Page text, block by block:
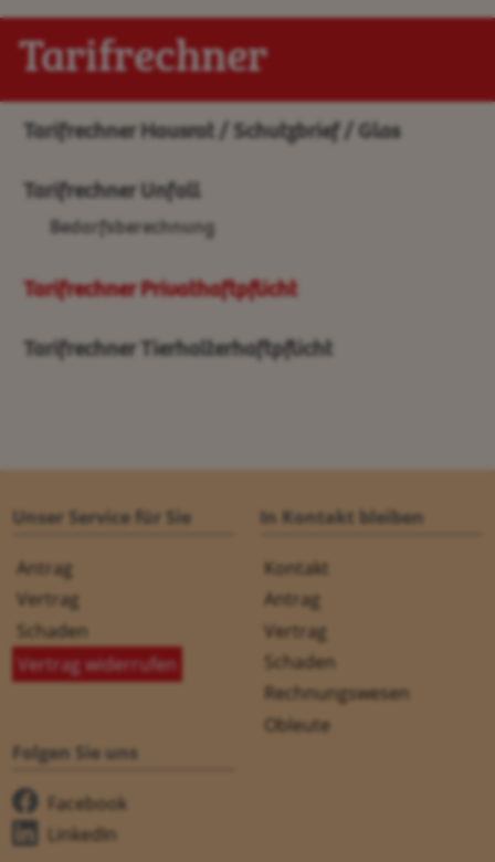
Tarifrechner
Tarifrechner Hausrat / Schutzbrief / Glas
Tarifrechner Unfall
Bedarfsberechnung
Tarifrechner Privathaftpflicht
Tarifrechner Tierhalterhaftpflicht
Unser Service für Sie
Antrag
Vertrag
Schaden
Vertrag widerrufen
In Kontakt bleiben
Kontakt
Antrag
Vertrag
Schaden
Rechnungswesen
Obleute
Folgen Sie uns
Facebook
LinkedIn